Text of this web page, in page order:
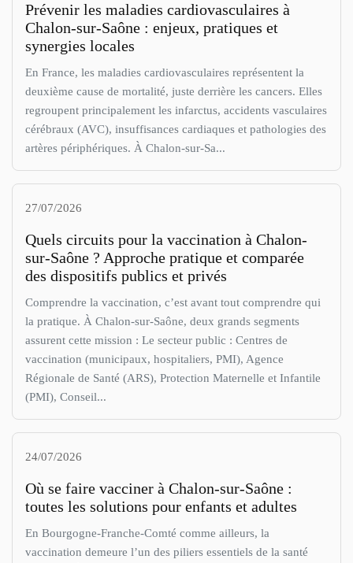
Prévenir les maladies cardiovasculaires à
Chalon-sur-Saône : enjeux, pratiques et
synergies locales
En France, les maladies cardiovasculaires représentent la
deuxième cause de mortalité, juste derrière les cancers. Elles
regroupent principalement les infarctus, accidents vasculaires
cérébraux (AVC), insuffisances cardiaques et pathologies des
artères périphériques. À Chalon-sur-Sa...
27/07/2026
Quels circuits pour la vaccination à Chalon-
sur-Saône ? Approche pratique et comparée
des dispositifs publics et privés
Comprendre la vaccination, c’est avant tout comprendre qui
la pratique. À Chalon-sur-Saône, deux grands segments
assurent cette mission : Le secteur public : Centres de
vaccination (municipaux, hospitaliers, PMI), Agence
Régionale de Santé (ARS), Protection Maternelle et Infantile
(PMI), Conseil...
24/07/2026
Où se faire vacciner à Chalon-sur-Saône :
toutes les solutions pour enfants et adultes
En Bourgogne-Franche-Comté comme ailleurs, la
vaccination demeure l’un des piliers essentiels de la santé